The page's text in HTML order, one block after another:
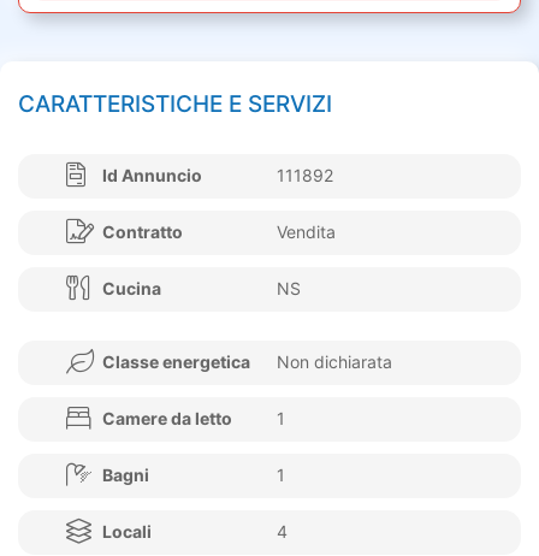
CARATTERISTICHE E SERVIZI
Id Annuncio 111892
Contratto Vendita
Cucina NS
Classe energetica Non dichiarata
Camere da letto 1
Bagni 1
Locali 4